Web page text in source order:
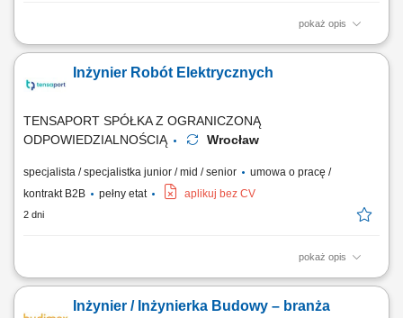
pokaż opis
Opis stanowiska: Nadzorowanie zgodności realizowanych prac z
dostawami materiałów, w tym weryfikacja ich jakości, liczby oraz
terminów dotarcia na budowę. Odpowiedzialność za sprawne
Inżynier Robót Elektrycznych
TENSAPORT SPÓŁKA Z OGRANICZONĄ
ODPOWIEDZIALNOŚCIĄ
Wrocław
specjalista / specjalistka junior / mid / senior
umowa o pracę /
kontrakt B2B
pełny etat aplikuj bez CV
2 dni
pokaż opis
Zakres zadań: Bezpośredni nadzór nad wykonywanymi robotami przy
wymaganiami inwestora, dokumentacją techniczną oraz przepisami
Inżynier / Inżynierka Budowy – branża